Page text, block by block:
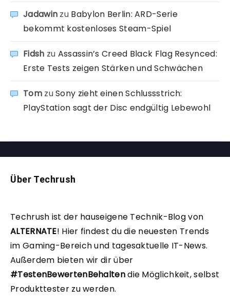
Jadawin zu Babylon Berlin: ARD-Serie
bekommt kostenloses Steam-Spiel
Fidsh zu Assassin’s Creed Black Flag Resynced:
Erste Tests zeigen Stärken und Schwächen
TomzuSony zieht einen Schlussstrich:
PlayStation sagt der Disc endgültig Lebewohl
Über Techrush
Techrush ist der hauseigene Technik-Blog von
ALTERNATE! Hier findest du die neuesten Trends
im Gaming-Bereich und tagesaktuelle IT-News.
Außerdem bieten wir dir über
#TestenBewertenBehaltendie Möglichkeit, selbst
Produkttester zu werden.